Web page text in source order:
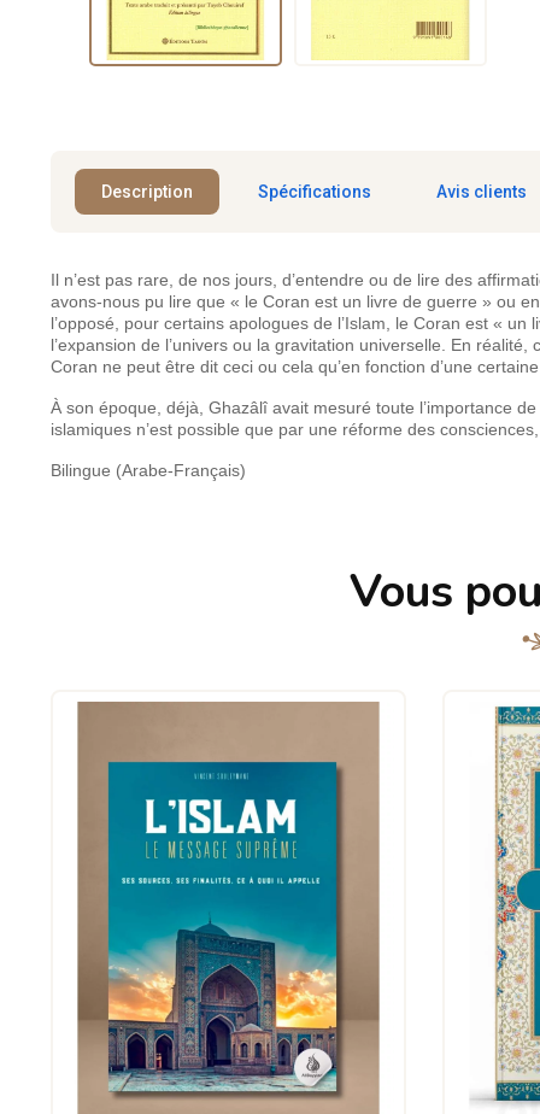
Description Spécifications Avis clients
Il n’est pas rare, de nos jours, d’entendre ou de lire des
avons-nous pu lire que « le Coran est un livre de guerre » ou
l’opposé, pour certains apologues de l’Islam, le Coran est «
l’expansion de l’univers ou la gravitation universelle. En
Coran ne peut être dit ceci ou cela qu’en fonction d’une
À son époque, déjà, Ghazâlî avait mesuré toute l’importance
islamiques n’est possible que par une réforme des
Bilingue (Arabe-Français)
Vous